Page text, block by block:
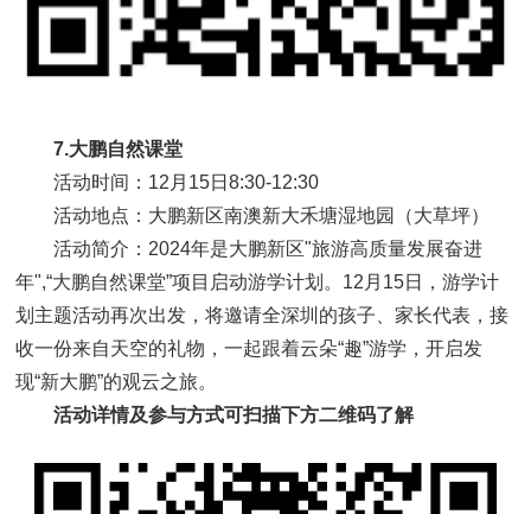
7.大鹏自然课堂
活动时间：12月15日8:30-12:30
活动地点：大鹏新区南澳新大禾塘湿地园（大草坪）
活动简介：2024年是大鹏新区"旅游高质量发展奋进
年",“大鹏自然课堂”项目启动游学计划。12月15日，游学计
划主题活动再次出发，将邀请全深圳的孩子、家长代表，接
收一份来自天空的礼物，一起跟着云朵“趣”游学，开启发
现“新大鹏”的观云之旅。
活动详情及参与方式可扫描下方二维码了解